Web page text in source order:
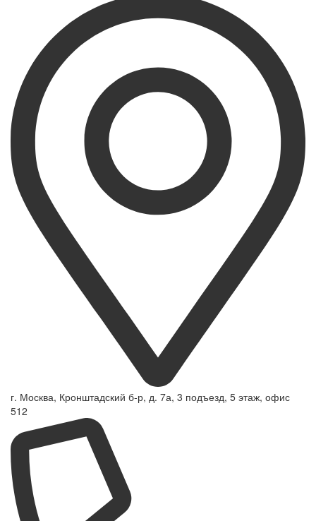
г. Москва, Кронштадский б-р, д. 7а, 3 подъезд, 5 этаж, офис
512